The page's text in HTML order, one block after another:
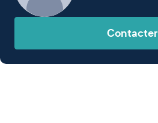
Contacter